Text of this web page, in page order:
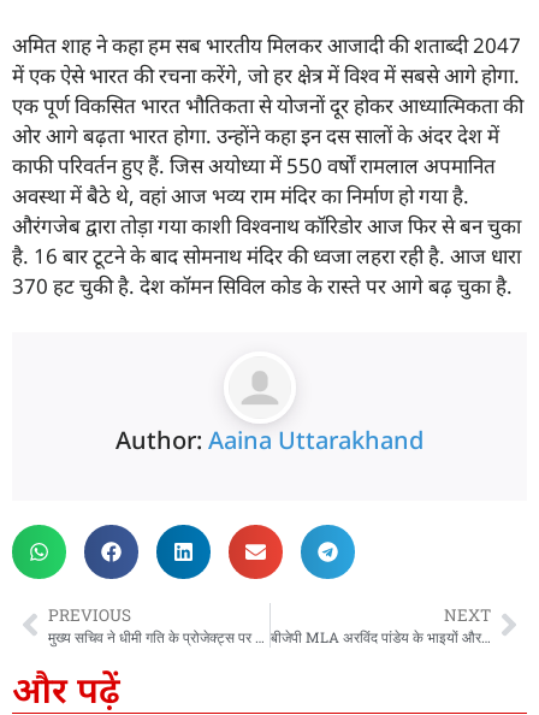
अमित शाह ने कहा हम सब भारतीय मिलकर आजादी की शताब्दी 2047
में एक ऐसे भारत की रचना करेंगे, जो हर क्षेत्र में विश्व में सबसे आगे होगा.
एक पूर्ण विकसित भारत भौतिकता से योजनों दूर होकर आध्यात्मिकता की
ओर आगे बढ़ता भारत होगा. उन्होंने कहा इन दस सालों के अंदर देश में
काफी परिवर्तन हुए हैं. जिस अयोध्या में 550 वर्षों रामलाल अपमानित
अवस्था में बैठे थे, वहां आज भव्य राम मंदिर का निर्माण हो गया है.
औरंगजेब द्वारा तोड़ा गया काशी विश्वनाथ कॉरिडोर आज फिर से बन चुका
है. 16 बार टूटने के बाद सोमनाथ मंदिर की ध्वजा लहरा रही है. आज धारा
370 हट चुकी है. देश कॉमन सिविल कोड के रास्ते पर आगे बढ़ चुका है.
Author: Aaina Uttarakhand
PREVIOUS
मुख्य सचिव ने धीमी गति के प्रोजेक्ट्स पर जताई नाराजगी, तेजी लाने के दिए निर्देश
NEXT
बीजेपी MLA अरविंद पांडेय के भाइयों और भतीजे पर मुकदमा दर्ज, जानिए पूरा मामला
और पढ़ें